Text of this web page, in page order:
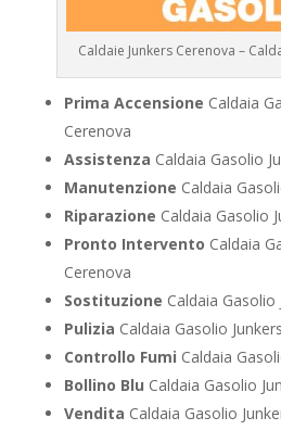
Caldaie Junkers Cerenova –
Prima Accensione Caldaia
Cerenova
Assistenza Caldaia Gasolio
Manutenzione Caldaia
Riparazione Caldaia Gasolio
Pronto Intervento Caldaia
Cerenova
Sostituzione Caldaia Gasolio
Pulizia Caldaia Gasolio
Controllo Fumi Caldaia
Bollino Blu Caldaia Gasolio
Vendita Caldaia Gasolio